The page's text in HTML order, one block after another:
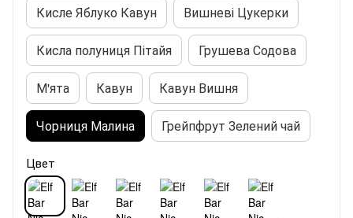
Кисле Яблуко Кавун Вишневі Цукерки
Кисла полуниця Пітайя Грушева Содова
М'ята Кавун Кавун Вишня
Чорниця Малина Грейпфрут Зелений чай
Цвет